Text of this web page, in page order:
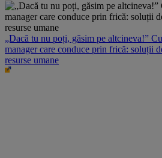
„Dacă tu nu poți, găsim pe altcineva!”
manager care conduce prin frică: soluții
resurse umane